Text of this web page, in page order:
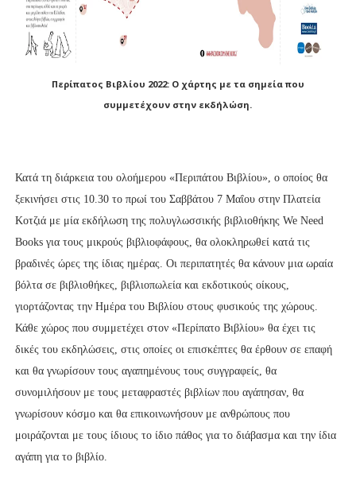
Περίπατος Βιβλίου 2022: Ο χάρτης με τα σημεία που
συμμετέχουν στην εκδήλώση.
Κατά τη διάρκεια του ολοήμερου «Περιπάτου Βιβλίου», ο οποίος θα
ξεκινήσει στις 10.30 το πρωί του Σαββάτου 7 Μαΐου στην Πλατεία
Κοτζιά με μία εκδήλωση της πολυγλωσσικής βιβλιοθήκης We Need
Books για τους μικρούς βιβλιοφάφους, θα ολοκληρωθεί κατά τις
βραδινές ώρες της ίδιας ημέρας. Οι περιπατητές θα κάνουν μια ωραία
βόλτα σε βιβλιοθήκες, βιβλιοπωλεία και εκδοτικούς οίκους,
γιορτάζοντας την Ημέρα του Βιβλίου στους φυσικούς της χώρους.
Κάθε χώρος που συμμετέχει στον «Περίπατο Βιβλίου» θα έχει τις
δικές του εκδηλώσεις, στις οποίες οι επισκέπτες θα έρθουν σε επαφή
και θα γνωρίσουν τους αγαπημένους τους συγγραφείς, θα
συνομιλήσουν με τους μεταφραστές βιβλίων που αγάπησαν, θα
γνωρίσουν κόσμο και θα επικοινωνήσουν με ανθρώπους που
μοιράζονται με τους ίδιους το ίδιο πάθος για το διάβασμα και την ίδια
αγάπη για το βιβλίο.